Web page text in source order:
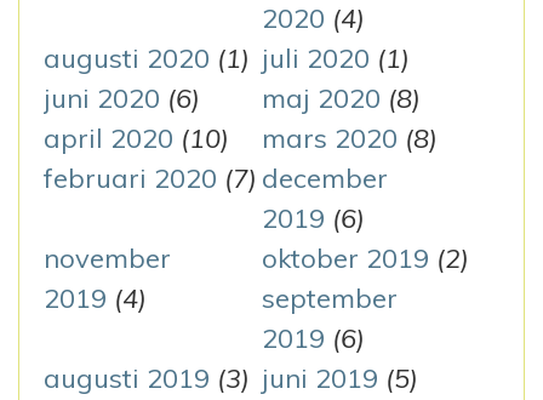
2020 (4)
augusti 2020 (1) juli 2020 (1)
juni 2020 (6) maj 2020 (8)
april 2020 (10) mars 2020 (8)
februari 2020 (7) december
2019 (6)
november
2019 (4)
oktober 2019 (2)
september
2019 (6)
augusti 2019 (3) juni 2019 (5)